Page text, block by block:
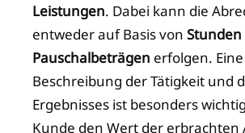
Leistungen. Dabei kann die
entweder auf Basis von
Pauschalbeträgen erfolgen.
Beschreibung der Tätigkeit und
Ergebnisses ist besonders
Kunde den Wert der erbrachten